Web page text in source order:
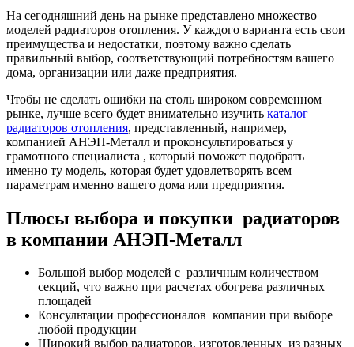
На сегодняшний день на рынке представлено множество
моделей радиаторов отопления. У каждого варианта есть свои
преимущества и недостатки, поэтому важно сделать
правильный выбор, соответствующий потребностям вашего
дома, организации или даже предприятия.
Чтобы не сделать ошибки на столь широком современном
рынке, лучше всего будет внимательно изучить каталог
радиаторов отопления, представленный, например,
компанией АНЭП-Металл и проконсультироваться у
грамотного специалиста , который поможет подобрать
именно ту модель, которая будет удовлетворять всем
параметрам именно вашего дома или предприятия.
Плюсы выбора и покупки радиаторов
в компании АНЭП-Металл
Большой выбор моделей с различным количеством
секций, что важно при расчетах обогрева различных
площадей
Консультации профессионалов компании при выборе
любой продукции
Широкий выбор радиаторов, изготовленных из разных